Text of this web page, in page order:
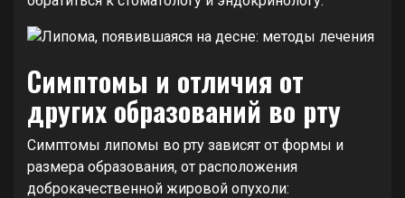
Симптомы и отличия от
других образований во рту
Симптомы липомы во рту зависят от формы и
размера образования, от расположения
доброкачественной жировой опухоли: